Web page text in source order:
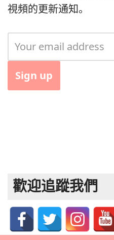
視頻的更新通知。
歡迎追蹤我們